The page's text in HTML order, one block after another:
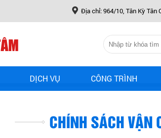
ĐỒNG TÂM Địa chỉ: 964/10, Tân Kỳ Tân
DỊCH VỤ CÔNG TRÌNH
CHÍNH SÁCH VẬN